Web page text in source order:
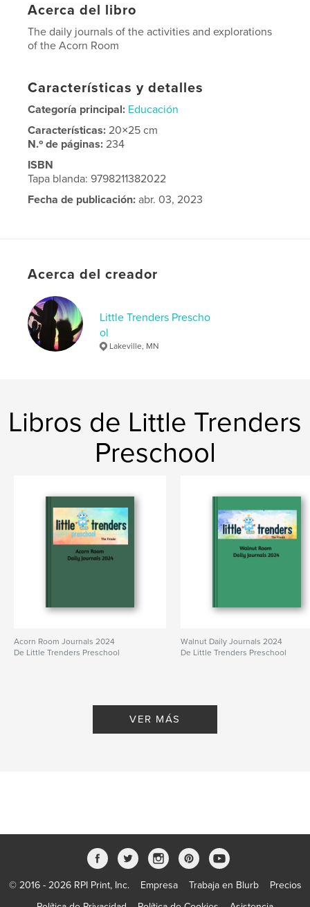
Acerca del libro
The daily journals of the activities and explorations
of the Acorn Room
Características y detalles
Categoría principal: Educación
Características:20×25 cm
N.º de páginas:234
ISBN
Tapa blanda: 9798211382022
Fecha de publicación: abr. 03, 2023
Acerca del creador
Little Trenders Prescho
ol
Lakeville, MN
Libros de Little Trenders
Preschool
Acorn Room Journals 2024
De Little Trenders Preschool
Walnut Daily Journals 2024
De Little Trenders Preschool
VER MÁS
© 2016 - 2026 RPI Print, Inc. Empresa Trabaja en Blurb
Precios